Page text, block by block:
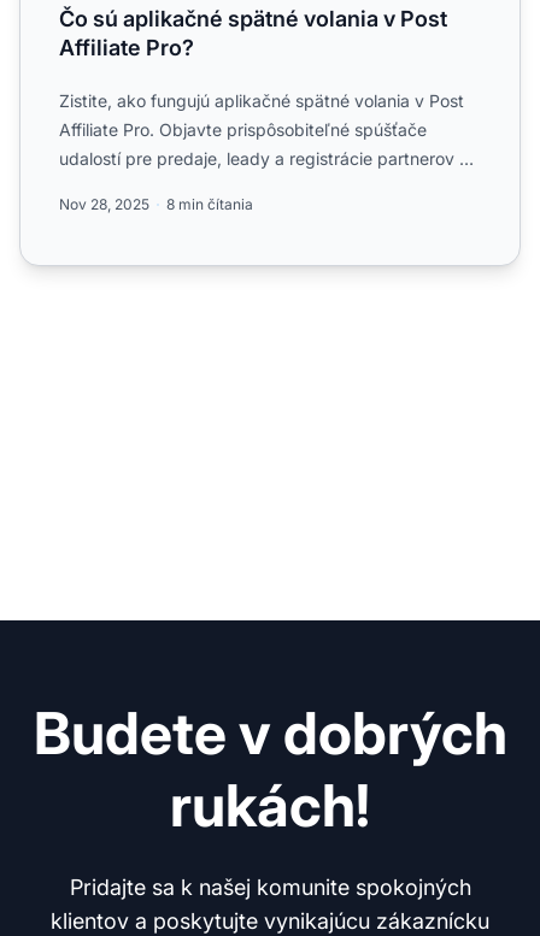
Čo sú aplikačné spätné volania v Post
Affiliate Pro?
Zistite, ako fungujú aplikačné spätné volania v Post
Affiliate Pro. Objavte prispôsobiteľné spúšťače
udalostí pre predaje, leady a registrácie partnerov s
Nov 28, 2025 8 min čítania
Budete v dobrých
rukách!
Pridajte sa k našej komunite spokojných
klientov a poskytujte vynikajúcu zákaznícku